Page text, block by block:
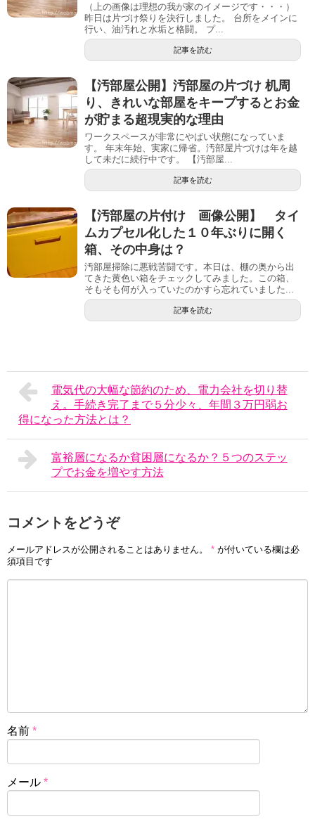
（上の画像は理想の我が家のイメージです・・・）
昨日は片づけ祭りを決行しました。 台所をメインに
行い、油汚れと水垢と格闘。 プ...
記事を読む
【汚部屋公開】汚部屋の片づけ 机周
り、きれいな部屋をキープするとお金
が貯まる超現実的な理由
ワークスペースが非常にやばい状態になっていま
す。 年末年始、実家に帰省。汚部屋片づけは年を越
して未だに続行中です。 【汚部屋...
記事を読む
【汚部屋の片付け 画像公開】 タイ
ムカプセル化した１０年ぶりに開く
箱、その中身は？
汚部屋掃除に悪戦苦闘です。本日は、棚の奥から出
てきた黄色い箱をチェックしてみました。この箱、
そもそも何が入っていたのかすら忘れていました...
記事を読む
電気代の大幅な節約のため、電力会社を切り替
え。手続き完了まで５分少々、年間３万円弱お
得になった方法とは？
富裕層になるか貧困層になるか？５つのステッ
プでお金を増やす方法
コメントをどうぞ
メールアドレスが公開されることはありません。 * が付いている欄は必
須項目です
名前 *
メール *